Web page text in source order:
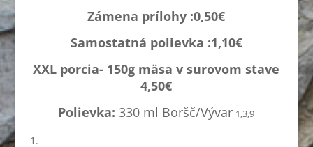
Zámena prílohy :0,50€
Samostatná polievka :1,10€
XXL porcia- 150g mäsa v surovom stave
4,50€
Polievka:330 ml Boršč/Vývar 1,3,9